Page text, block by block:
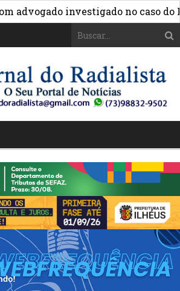
investigado no caso do